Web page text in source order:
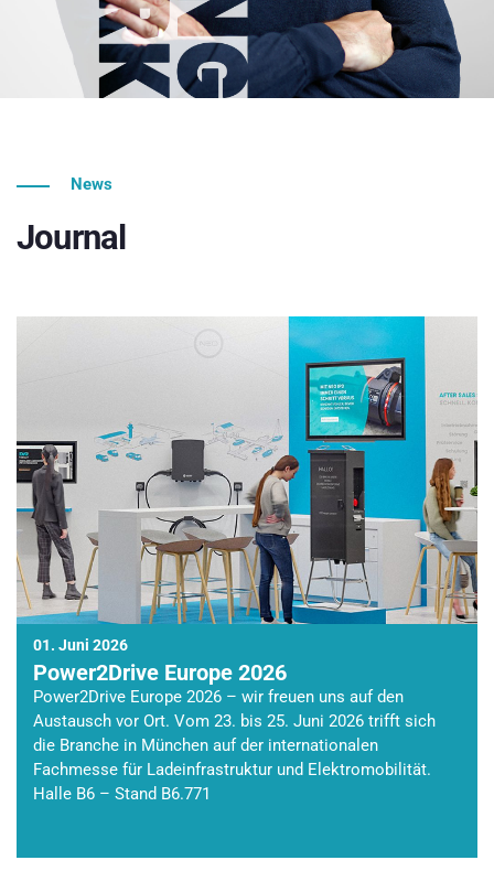
News
Journal
01. Juni 2026
Power2Drive Europe 2026
Power2Drive Europe 2026 – wir freuen uns auf den
Austausch vor Ort. Vom 23. bis 25. Juni 2026 trifft sich
die Branche in München auf der internationalen
Fachmesse für Ladeinfrastruktur und Elektromobilität.
Halle B6 – Stand B6.771